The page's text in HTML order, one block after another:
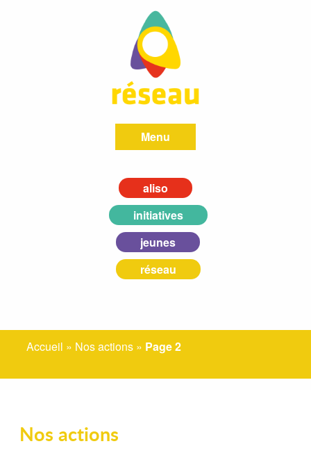
Menu
aliso
initiatives
jeunes
réseau
Accueil » Nos actions » Page 2
Nos actions